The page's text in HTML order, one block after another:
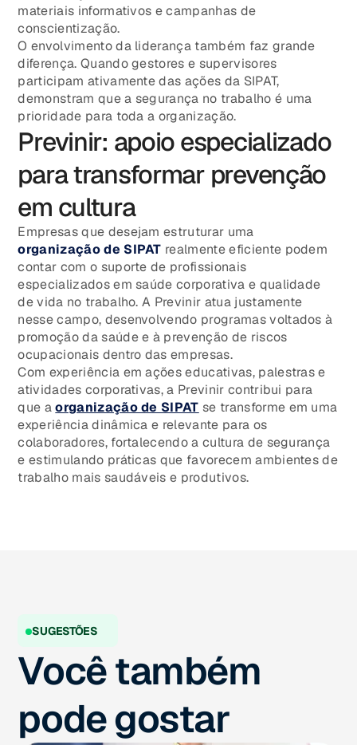
materiais informativos e campanhas de
conscientização.
O envolvimento da liderança também faz grande
diferença. Quando gestores e supervisores
participam ativamente das ações da SIPAT,
demonstram que a segurança no trabalho é uma
prioridade para toda a organização.
Previnir: apoio especializado
para transformar prevenção
em cultura
Empresas que desejam estruturar uma
organização de SIPAT realmente eficiente podem
contar com o suporte de profissionais
especializados em saúde corporativa e qualidade
de vida no trabalho. A Previnir atua justamente
nesse campo, desenvolvendo programas voltados à
promoção da saúde e à prevenção de riscos
ocupacionais dentro das empresas.
Com experiência em ações educativas, palestras e
atividades corporativas, a Previnir contribui para
que aorganização de SIPAT se transforme em uma
experiência dinâmica e relevante para os
colaboradores, fortalecendo a cultura de segurança
e estimulando práticas que favorecem ambientes de
trabalho mais saudáveis e produtivos.
SUGESTÕES
Você também
pode gostar